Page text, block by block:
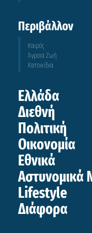
Περιβάλλον
Καιρός
Άγροια Ζωή
Κατοικίδια
Ελλάδα
Διεθνή
Πολιτική
Οικονομία
Εθνικά
Αστυνομικά
Lifestyle
Διάφορα